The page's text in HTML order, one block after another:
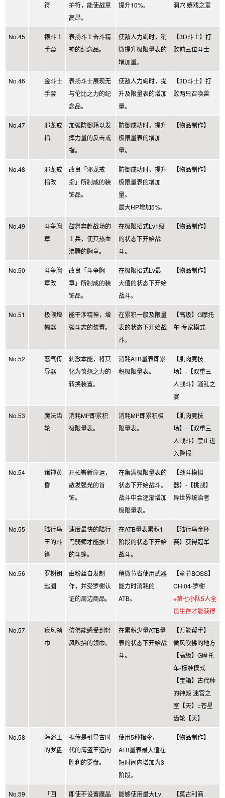
符
护符，能使战意
高昂。
提升10%。
洞穴 嬉戏之室
No.45
银斗士
手套
表扬斗士奋斗精
神的纪念品。
使敌人力竭时，稍
微提升极限量表的
增加量。
【3D斗士】打
败前三位斗士
No.46
金斗士
手套
表扬斗士展现无
与伦比之力的纪
念品。
使敌人力竭时，提
升及限量表的增加
量。
【3D斗士】打
败两只召唤兽
No.47
邪龙戒
指
加强防御藉以发
挥力量的反击戒
指。
防御成功时，提升
极限量表的增加
量。
【物品制作】
No.48
邪龙戒
指改
改良「邪龙戒
指」所制成的装
饰品。
防御成功时，提升
极限量表的增加
量。
最大HP增加5%。
【物品制作】
No.49
斗争胸
章
鼓舞奔赴战场的
士兵，使其热血
沸腾的胸章。
在极限招式Lv1级
的状态下开始战
斗。
【物品制作】
No.50
斗争胸
章改
改良「斗争胸
章」所制成的装
饰品。
在极限招式Lv最
大值的状态下开始
战斗。
【物品制作】
No.51
极限增
幅器
能干涉精神，增
强斗志的装置。
在累积一般及限量
表的状态下开始战
斗。
【高级】G摩托
车-专家模式
No.52
怒气传
导器
刺激本能，将其
化为愤怒之力的
转换装置。
消耗ATB量表即累
积极限量表。
【肌肉竞技
场】-【双重三
人战斗】骚乱之
宴
No.53
魔法齿
轮
消耗MP即累积
极限量表。
消耗MP即累积极
限量表。
【肌肉竞技
场】-【双重三
人战斗】禁止进
入警报
No.54
诸神黄
昏
开拓崭新命运，
散发强光的首
饰。
在集满极限量表的
状态下开始战斗。
战斗中会逐渐增加
极限量表。
【战斗模拟
器】-【挑战】
异世界统治者
No.55
陆行鸟
王的斗
篷
速度最快的陆行
鸟骑师才能披上
的斗篷。
在ATB量表累积1
阶段的状态下开始
战斗。
【陆行鸟金杯
赛】获得冠军
No.56
罗榭钥
匙圈
由粉丝自发制
作，并受罗榭认
证的周边商品。
稍微节省使用武器
能力时消耗的
ATB。
【章节BOSS】
CH.04-罗榭
※第七小队5人全
员生存才能获得
No.57
疾风领
巾
仿佛能感受到轻
风吹拂的领巾。
在累积少量ATB量
表的状态下开始战
斗。
【万能帮手】-
微风吹拂的地方
【高级】G摩托
车-标准模式
【宝箱】古代种
的神殿 迷宫之
室【天】=苍星
齿轮【天】
No.58
海盗王
的罗盘
据传是引导古时
代的海盗王迈向
胜利的罗盘。
使用5种指令，
ATB量表最大值在
短时间内增加为3
阶段。
【物品制作】
No.59 「回 即使不设置魔晶 能够使用最大Lv 【莫古利商